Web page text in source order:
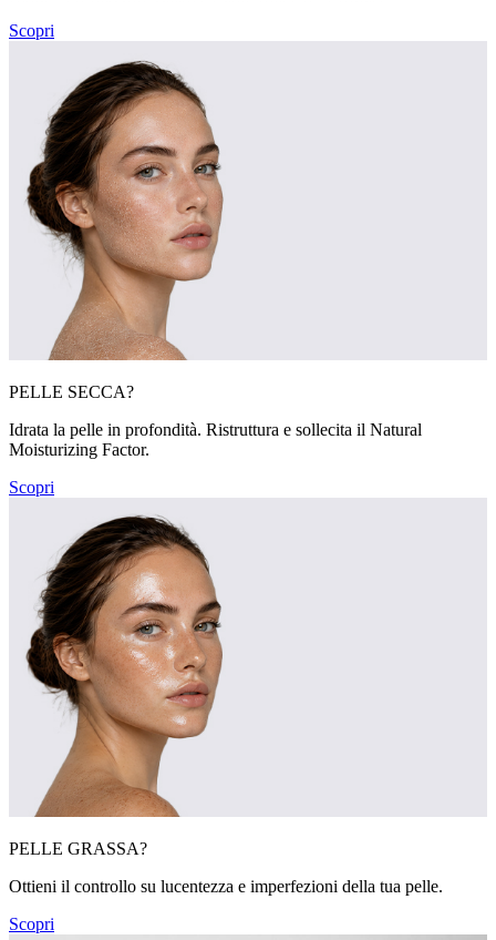
Scopri
PELLE SECCA?
Idrata la pelle in profondità. Ristruttura e sollecita il Natural
Moisturizing Factor.
Scopri
PELLE GRASSA?
Ottieni il controllo su lucentezza e imperfezioni della tua pelle.
Scopri